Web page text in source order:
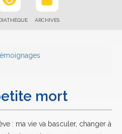
ARCHIVES
mort
: ma vie va basculer, changer à